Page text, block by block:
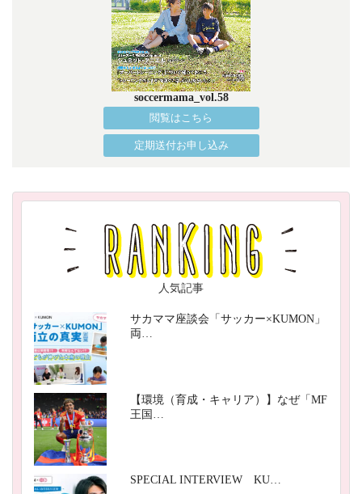
soccermama_vol.58
閲覧はこちら
定期送付お申し込み
人気記事
サカママ座談会「サッカー×KUMON」
両…
【環境（育成・キャリア）】なぜ「MF
王国…
SPECIAL INTERVIEW KU…